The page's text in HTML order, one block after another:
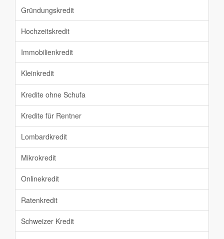
Gründungskredit
Hochzeitskredit
Immobilienkredit
Kleinkredit
Kredite ohne Schufa
Kredite für Rentner
Lombardkredit
Mikrokredit
Onlinekredit
Ratenkredit
Schweizer Kredit